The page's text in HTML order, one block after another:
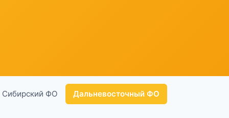
Сибирский ФО Дальневосточный ФО